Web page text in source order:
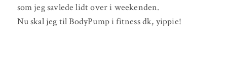
som jeg savlede lidt over i weekenden.
Nu skal jeg til BodyPump i fitness dk, yippie!